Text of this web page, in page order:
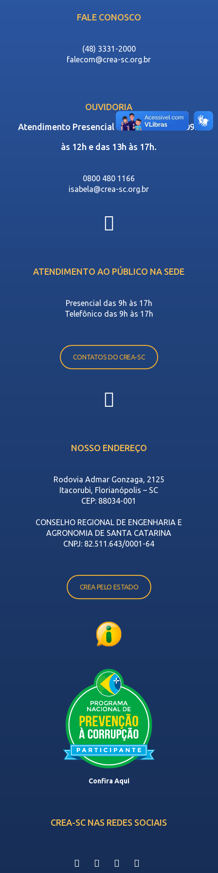
FALE CONOSCO
(48) 3331-2000
falecom@crea-sc.org.br
OUVIDORIA
Atendimento Presencial e Telefônico das 09h
às 12h e das 13h às 17h.
0800 480 1166
isabela@crea-sc.org.br
ATENDIMENTO AO PÚBLICO NA SEDE
Presencial das 9h às 17h
Telefônico das 9h às 17h
CONTATOS DO CREA-SC
NOSSO ENDEREÇO
Rodovia Admar Gonzaga, 2125
Itacorubi, Florianópolis – SC
CEP: 88034-001
CONSELHO REGIONAL DE ENGENHARIA E
AGRONOMIA DE SANTA CATARINA
CNPJ: 82.511.643/0001-64
CREA PELO ESTADO
Confira Aqui
CREA-SC NAS REDES SOCIAIS